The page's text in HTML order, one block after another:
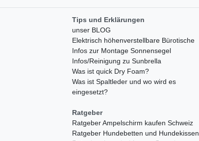
Tips und Erklärungen
unser BLOG
Elektrisch höhenverstellbare Bürotische
Infos zur Montage Sonnensegel
Infos/Reinigung zu Sunbrella
Was ist quick Dry Foam?
Was ist Spaltleder und wo wird es
eingesetzt?
Ratgeber
Ratgeber Ampelschirm kaufen Schweiz
Ratgeber Hundebetten und Hundekissen